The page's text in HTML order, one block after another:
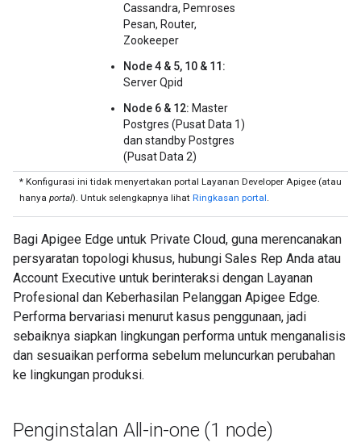
Cassandra, Pemroses
Pesan, Router,
Zookeeper
Node 4 & 5, 10 & 11:
Server Qpid
Node 6 & 12: Master
Postgres (Pusat Data 1)
dan standby Postgres
(Pusat Data 2)
* Konfigurasi ini tidak menyertakan portal Layanan Developer Apigee (atau
hanya portal). Untuk selengkapnya lihat Ringkasan portal.
Bagi Apigee Edge untuk Private Cloud, guna merencanakan
persyaratan topologi khusus, hubungi Sales Rep Anda atau
Account Executive untuk berinteraksi dengan Layanan
Profesional dan Keberhasilan Pelanggan Apigee Edge.
Performa bervariasi menurut kasus penggunaan, jadi
sebaiknya siapkan lingkungan performa untuk menganalisis
dan sesuaikan performa sebelum meluncurkan perubahan
ke lingkungan produksi.
Penginstalan All-in-one (1 node)